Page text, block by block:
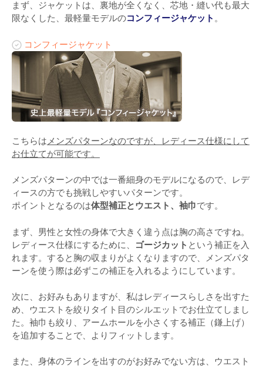
まず、ジャケットは、裏地が全くなく、芯地・縫い代も最大
限なくした、最軽量モデルのコンフィージャケット 。
コンフィージャケット
こちらはメンズパターンなのですが、レディース仕様にして
お仕立てが可能です。
メンズパターンの中では一番細身のモデルになるので、レデ
ィースの方でも挑戦しやすいパターンです。
ポイントとなるのは体型補正とウエスト、袖巾です。
まず、男性と女性の身体で大きく違う点は胸の高さですね。
レディース仕様にするために、
ゴージカット という補正を入
れます。すると胸の収まりがよくなりますので、メンズパタ
ーンを使う際は必ずこの補正を入れるようにしています。
次に、お好みもありますが、私はレディースらしさを出すた
め、ウエストを絞りタイト目のシルエットでお仕立てしまし
た。袖巾も絞り、アームホールを小さくする補正（鎌上げ）
を追加することで、よりフィットします。
また、身体のラインを出すのがお好みでない方は、ウエスト